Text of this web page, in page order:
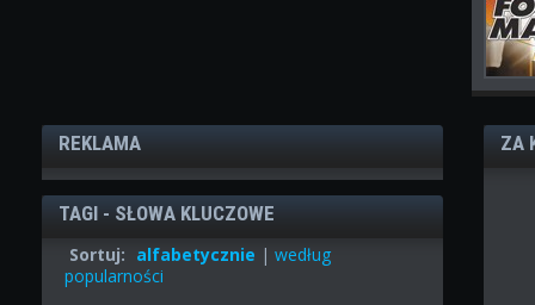
REKLAMA
TAGI - SŁOWA KLUCZOWE
Sortuj: alfabetycznie |według
popularności
ZA